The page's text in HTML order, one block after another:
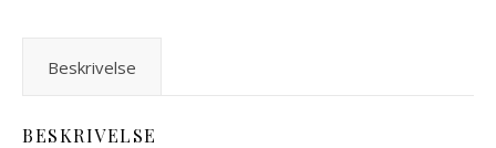
Beskrivelse
BESKRIVELSE